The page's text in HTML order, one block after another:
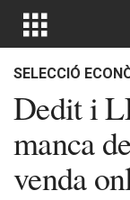
SELECCIÓ
Dedit i
manca
venda